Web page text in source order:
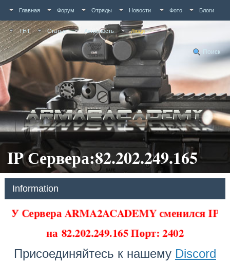
Главная Форум Отряды Новости Фото Блоги
ТНТ Статьи Активность Люди
Поиск
IP Сервера:82.202.249.165
Information
У Сервера ARMA2ACADEMY сменился IP
на 82.202.249.165 Порт: 2402
Присоединяйтесь к нашему Discord